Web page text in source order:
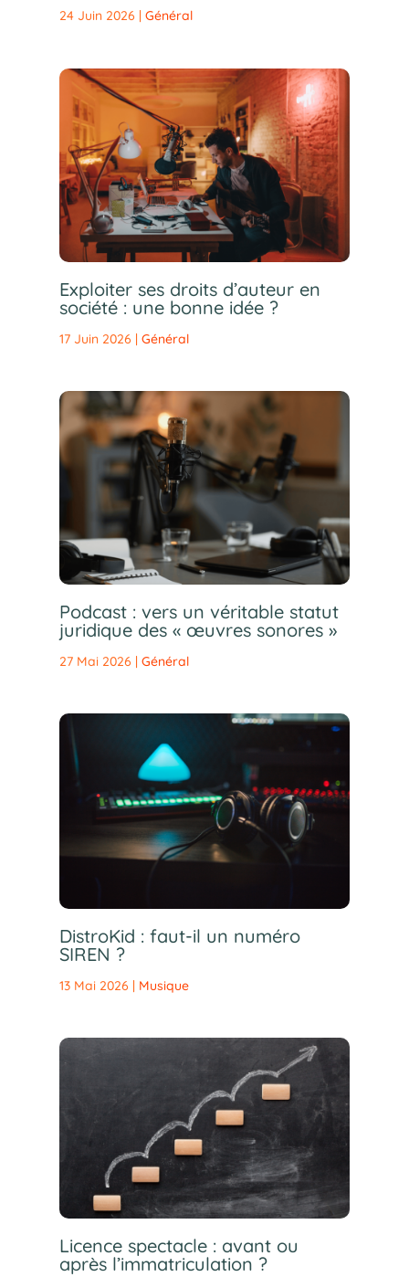
24 Juin 2026 | Général
Exploiter ses droits d’auteur en
société : une bonne idée ?
17 Juin 2026 | Général
Podcast : vers un véritable statut
juridique des « œuvres sonores »
27 Mai 2026 | Général
DistroKid : faut-il un numéro
SIREN ?
13 Mai 2026 | Musique
Licence spectacle : avant ou
après l’immatriculation ?